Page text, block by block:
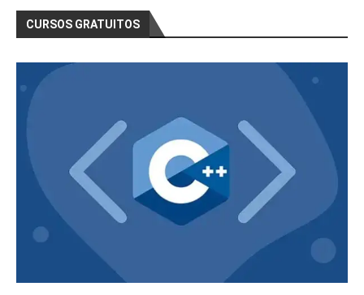
CURSOS GRATUITOS